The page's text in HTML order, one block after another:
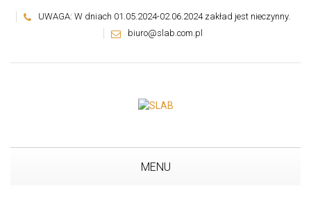
UWAGA: W dniach 01.05.2024-02.06.2024 zakład jest nieczynny.
biuro@slab.com.pl
MENU